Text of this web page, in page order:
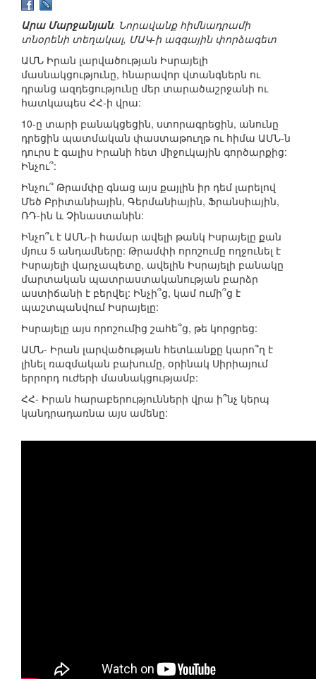
Արա Մարջանյան. Նորավանք հիմնադրամի
տնօրենի տեղակալ, ՄԱԿ-ի ազգային փորձագետ
ԱՄՆ Իրան լարվածության Իսրայելի
մասնակցությունը, հնարավոր վտանգներն ու
դրանց ազդեցությունը մեր տարածաշրջանի ու
հատկապես ՀՀ-ի վրա:
10-ը տարի բանակցեցին, ստորագրեցին, անունը
դրեցին պատմական փաստաթուղթ ու հիմա ԱՄՆ-ն
դուրս է գալիս Իրանի հետ միջուկային գործարքից:
Ինչու՞:
Ինչու՞ Թրամփը գնաց այս քայլին իր դեմ լարելով
Մեծ Բրիտանիային, Գերմանիային, Ֆրանսիային,
ՌԴ-ին և Չինաստանին:
Ինչո՞ւ է ԱՄՆ-ի համար ավելի թանկ Իսրայելը քան
մյուս 5 անդամները: Թրամփի որոշումը ողջունել է
Իսրայելի վարչապետը, ավելին Իսրայելի բանակը
մարտական պատրաստականության բարձր
աստիճանի է բերվել: Ինչի՞ց, կամ ումի՞ց է
պաշտպանվում Իսրայելը:
Իսրայելը այս որոշումից շահե՞ց, թե կորցրեց:
ԱՄՆ- Իրան լարվածության հետևանքը կարո՞ղ է
լինել ռազմական բախումը, օրինակ Սիրիայում
երրորդ ուժերի մասնակցությամբ:
ՀՀ- Իրան հարաբերությունների վրա ի՞նչ կերպ
կանդրադառնա այս ամենը: